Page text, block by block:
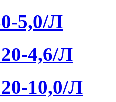
5,0/Л
4,6/Л
10,0/Л